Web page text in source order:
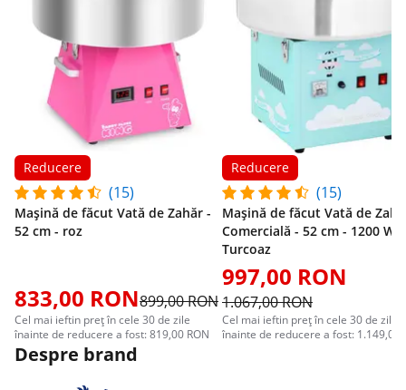
Reducere
(15)
Mașină de făcut Vată de Zahăr -
52 cm - roz
833,00 RON899,00 RON
Cel mai ieftin preț în cele 30 de zile
înainte de reducere a fost: 819,00 RON
Reducere
(15)
Mașină de făcut Vată de
Comercială - 52 cm - 1200 W -
Turcoaz
997,00 RON
1.067,00 RON
Cel mai ieftin preț în cele 30 de zile
înainte de reducere a fost: 1.149,00
Despre brand